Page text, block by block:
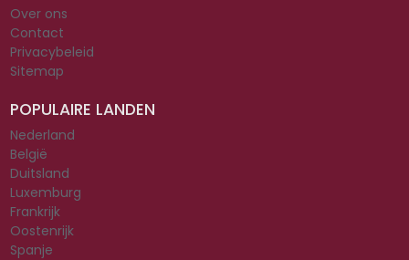
Over ons
Contact
Privacybeleid
Sitemap
POPULAIRE LANDEN
Nederland
België
Duitsland
Luxemburg
Frankrijk
Oostenrijk
Spanje